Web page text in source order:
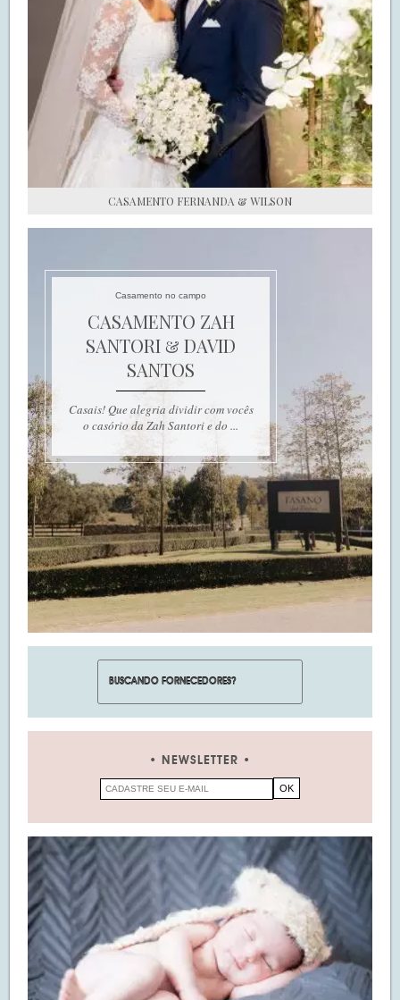
CASAMENTO FERNANDA & WILSON
Casamento no campo
CASAMENTO ZAH
SANTORI & DAVID
SANTOS
Casais! Que alegria dividir com vocês
o casório da Zah Santori e do ...
NEWSLETTER